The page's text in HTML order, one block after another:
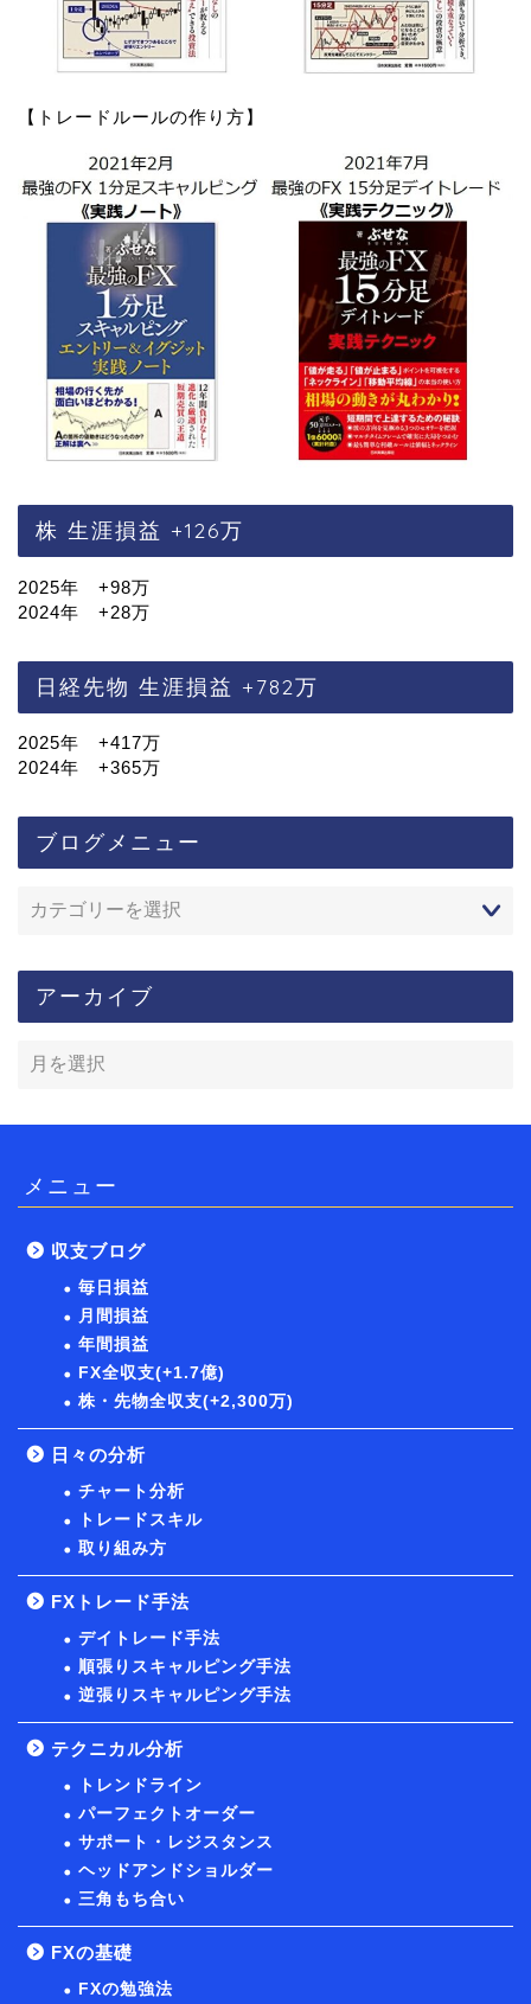
【トレードルールの作り方】
株 生涯損益 +126万
2025年 +98万
2024年 +28万
日経先物 生涯損益 +782万
2025年 +417万
2024年 +365万
ブログメニュー
アーカイブ
メニュー
収支ブログ
毎日損益
月間損益
年間損益
FX全収支(+1.7億)
株・先物全収支(+2,300万)
日々の分析
チャート分析
トレードスキル
取り組み方
FXトレード手法
デイトレード手法
順張りスキャルピング手法
逆張りスキャルピング手法
テクニカル分析
トレンドライン
パーフェクトオーダー
サポート・レジスタンス
ヘッドアンドショルダー
三角もち合い
FXの基礎
FXの勉強法